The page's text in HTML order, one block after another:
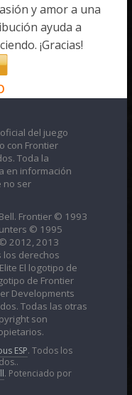
y amor a una
ayuda a
¡Gracias!
del juego
con Frontier
Toda la
en información
no ser
Frontier © 1993
© 1995
2012, 2013
los derechos
El logotipo de
de Frontier
Developments
Todas las otras
son
ESP. Todos los
. Potenciado por